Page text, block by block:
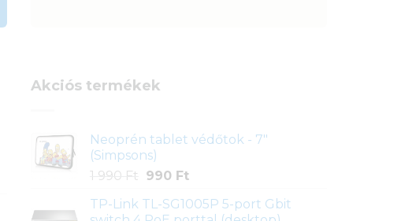
Akciós termékek
Neoprén tablet védőtok - 7"
(Simpsons)
1 990 Ft
Original
was:
990 FtCurrent
is:
TP-Link TL-SG1005P 5-port Gbit